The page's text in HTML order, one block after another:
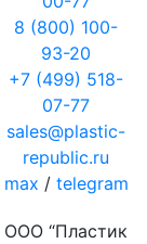
8 (800) 100-
93-20
+7 (499) 518-
07-77
sales@plastic-
republic.ru
max / telegram
ООО “Пластик